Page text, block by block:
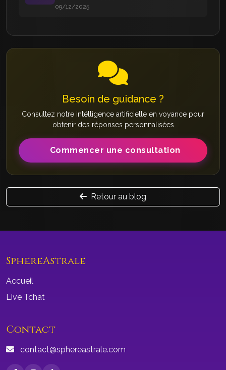
09/12/2025
Besoin de guidance ?
Consultez notre intélligence artificielle en voyance pour
obtenir des réponses personnalisées
Commencer une consultation
Retour au blog
SphereAstrale
Accueil
Live Tchat
Contact
contact@sphereastrale.com